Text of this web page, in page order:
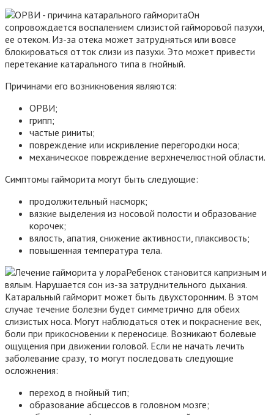
Он
сопровождается воспалением слизистой гайморовой пазухи,
ее отеком. Из-за отека может затрудняться или вовсе
блокироваться отток слизи из пазухи. Это может привести
перетекание катарального типа в гнойный.
Причинами его возникновения являются:
ОРВИ;
грипп;
частые риниты;
повреждение или искривление перегородки носа;
механическое повреждение верхнечелюстной области.
Симптомы гайморита могут быть следующие:
продолжительный насморк;
вязкие выделения из носовой полости и образование
корочек;
вялость, апатия, снижение активности, плаксивость;
повышенная температура тела.
Ребенок становится капризным и
вялым. Нарушается сон из-за затруднительного дыхания.
Катаральный гайморит может быть двухсторонним. В этом
случае течение болезни будет симметрично для обеих
слизистых носа. Могут наблюдаться отек и покраснение век,
боли при прикосновении к переносице. Возникают болевые
ощущения при движении головой. Если не начать лечить
заболевание сразу, то могут последовать следующие
осложнения:
переход в гнойный тип;
образование абсцессов в головном мозге;